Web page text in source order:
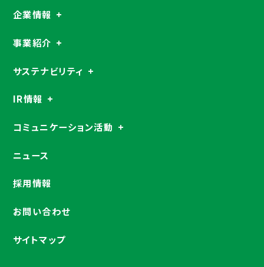
企業情報
事業紹介
サステナビリティ
IR情報
コミュニケーション活動
ニュース
採用情報
お問い合わせ
サイトマップ